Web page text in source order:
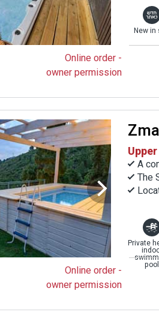
New in
Online order -
owner permission
A
The
Private
pool
Online order -
owner permission